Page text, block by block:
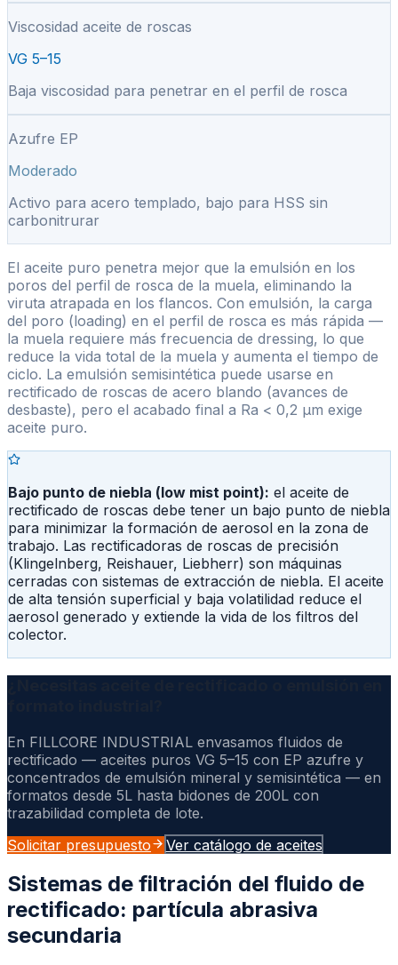
Viscosidad aceite de roscas
VG 5–15
Baja viscosidad para penetrar en el perfil de rosca
Azufre EP
Moderado
Activo para acero templado, bajo para HSS sin
carbonitrurar
El aceite puro penetra mejor que la emulsión en los
poros del perfil de rosca de la muela, eliminando la
viruta atrapada en los flancos. Con emulsión, la carga
del poro (loading) en el perfil de rosca es más rápida —
la muela requiere más frecuencia de dressing, lo que
reduce la vida total de la muela y aumenta el tiempo de
ciclo. La emulsión semisintética puede usarse en
rectificado de roscas de acero blando (avances de
desbaste), pero el acabado final a Ra < 0,2 µm exige
aceite puro.
Bajo punto de niebla (low mist point): el aceite de
rectificado de roscas debe tener un bajo punto de niebla
para minimizar la formación de aerosol en la zona de
trabajo. Las rectificadoras de roscas de precisión
(Klingelnberg, Reishauer, Liebherr) son máquinas
cerradas con sistemas de extracción de niebla. El aceite
de alta tensión superficial y baja volatilidad reduce el
aerosol generado y extiende la vida de los filtros del
colector.
En FILLCORE INDUSTRIAL envasamos fluidos de
rectificado — aceites puros VG 5–15 con EP azufre y
concentrados de emulsión mineral y semisintética — en
formatos desde 5L hasta bidones de 200L con
trazabilidad completa de lote.
Solicitar presupuesto
Ver catálogo de aceites
Sistemas de filtración del fluido de
rectificado: partícula abrasiva
secundaria